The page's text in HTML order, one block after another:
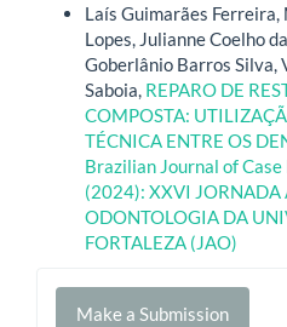
Laís Guimarães
Lopes, Julianne Coelho
Goberlânio Barros Silva,
Saboia, REPARO DE
COMPOSTA:
TÉCNICA ENTRE OS
Brazilian Journal of Case
(2024): XXVI JORNADA
ODONTOLOGIA DA
FORTALEZA (JAO)
Make
Make a Submission